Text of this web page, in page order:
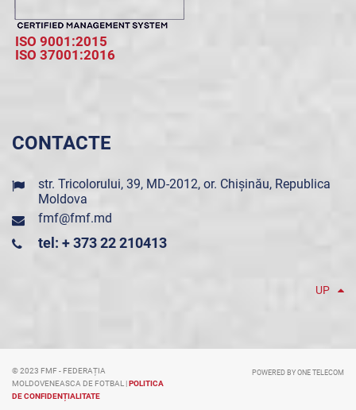
ISO 9001:2015
ISO 37001:2016
CONTACTE
str. Tricolorului, 39, MD-2012, or. Chișinău, Republica
Moldova
fmf@fmf.md
tel: + 373 22 210413
UP
© 2023 FMF - FEDERAȚIA
MOLDOVENEASCA DE FOTBAL |POLITICA
DE CONFIDENȚIALITATE
POWERED BY ONE TELECOM